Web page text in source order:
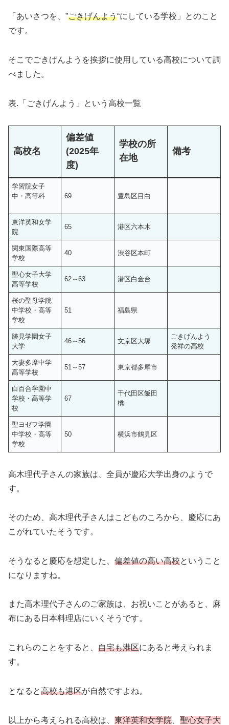
「あいさつを、”ごきげんよう“にしている学校」とのこと
です。
そこでごきげんようを挨拶に使用している高校について調
べました。
表.「ごきげんよう」という高校一覧
高校名
偏差値
(2025年
度)
学校の所
在地
備考
学習院女子
中・高等科
69 豊島区目白
東洋英和女学
院
65 港区六本木
関東国際高等
学校
40 渋谷区本町
聖心女子大学
高等学校
62～63 港区白金台
桜の聖母学院
中学校・高等
学校
51 福島県
跡見学園女子
大学
46～56 文京区大塚
ごきげんよう
発祥の高校
大妻多摩中学
高等学校
51～57 東京都多摩市
白百合学園中
学校・高等学
校
67
千代田区飯田
橋
聖ヨゼフ学園
中学校・高等
学校
50 横浜市鶴見区
高木理代子さんの家族は、全員が慶応大学出身のようで
す。
そのため、高木理代子さんはこどものころから、慶応にあ
こがれていたそうです。
そうなると慶応を想定した、 偏差値の高い高校ということ
になりますね。
また高木理代子さんのご家族は、お祝いことがあると、麻
布にある日本料理店にいくそうです。
これらのことをすると、 自宅も港区にあると考えられま
す。
となると高校も港区が自然ですよね。
以上から考えられる高校は、 東洋英和女学院
聖心女子大